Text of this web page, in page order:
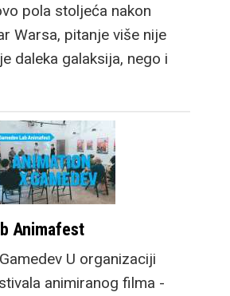
pola stoljeća nakon
Warsa, pitanje više nije
daleka galaksija, nego i
Animafest
U organizaciji
animiranog filma -